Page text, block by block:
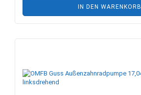
IN DEN WARENKORB